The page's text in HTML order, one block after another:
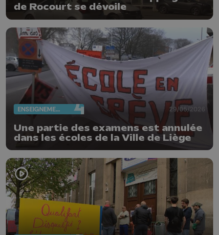
de Rocourt se dévoile
ENSEIGNEMENT 29/05/2026
Une partie des examens est annulée
dans les écoles de la Ville de Liège